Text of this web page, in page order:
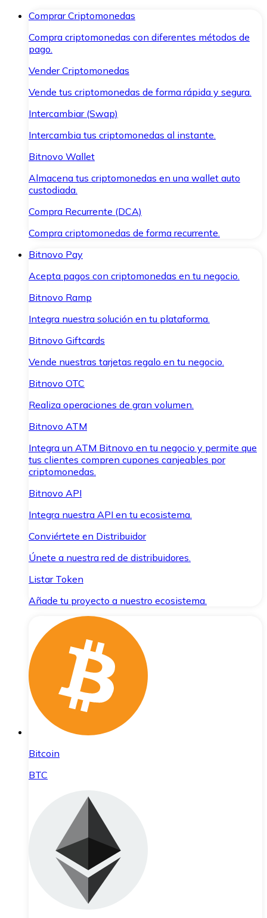
Comprar Criptomonedas
Compra criptomonedas con diferentes métodos de
pago.
Vender Criptomonedas
Vende tus criptomonedas de forma rápida y segura.
Intercambiar (Swap)
Intercambia tus criptomonedas al instante.
Bitnovo Wallet
Almacena tus criptomonedas en una wallet auto
custodiada.
Compra Recurrente (DCA)
Compra criptomonedas de forma recurrente.
Bitnovo Pay
Acepta pagos con criptomonedas en tu negocio.
Bitnovo Ramp
Integra nuestra solución en tu plataforma.
Bitnovo Giftcards
Vende nuestras tarjetas regalo en tu negocio.
Bitnovo OTC
Realiza operaciones de gran volumen.
Bitnovo ATM
Integra un ATM Bitnovo en tu negocio y permite que
tus clientes compren cupones canjeables por
criptomonedas.
Bitnovo API
Integra nuestra API en tu ecosistema.
Conviértete en Distribuidor
Únete a nuestra red de distribuidores.
Listar Token
Añade tu proyecto a nuestro ecosistema.
Bitcoin
BTC